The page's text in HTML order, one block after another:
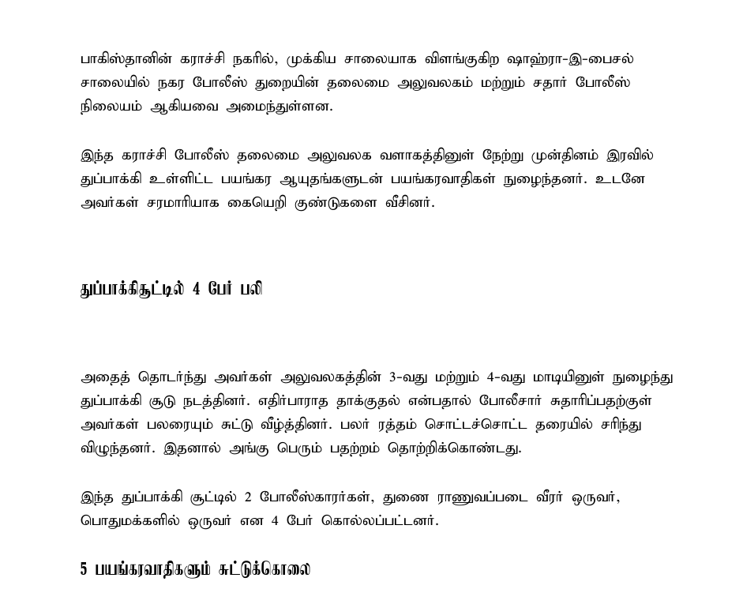
பாகிஸ்தானின் கராச்சி நகரில், முக்கிய சாலையாக விளங்குகிற ஷாஹ்ரா-இ-பைசல்
சாலையில் நகர போலீஸ் துறையின் தலைமை அலுவலகம் மற்றும் சதார் போலீஸ்
நிலையம் ஆகியவை அமைந்துள்ளன.
இந்த கராச்சி போலீஸ் தலைமை அலுவலக வளாகத்தினுள் நேற்று முன்தினம் இரவில்
துப்பாக்கி உள்ளிட்ட பயங்கர ஆயுதங்களுடன் பயங்கரவாதிகள் நுழைந்தனர். உடனே
அவர்கள் சரமாரியாக கையெறி குண்டுகளை வீசினர்.
துப்பாக்கிசூட்டில் 4 பேர் பலி
அதைத் தொடர்ந்து அவர்கள் அலுவலகத்தின் 3-வது மற்றும் 4-வது மாடியினுள் நுழைந்து
துப்பாக்கி சூடு நடத்தினர். எதிர்பாராத தாக்குதல் என்பதால் போலீசார் சுதாரிப்பதற்குள்
அவர்கள் பலரையும் சுட்டு வீழ்த்தினர். பலர் ரத்தம் சொட்டச்சொட்ட தரையில் சரிந்து
விழுந்தனர். இதனால் அங்கு பெரும் பதற்றம் தொற்றிக்கொண்டது.
இந்த துப்பாக்கி சூட்டில் 2 போலீஸ்காரர்கள், துணை ராணுவப்படை வீரர் ஒருவர்,
பொதுமக்களில் ஒருவர் என 4 பேர் கொல்லப்பட்டனர்.
5 பயங்கரவாதிகளும் சுட்டுக்கொலை